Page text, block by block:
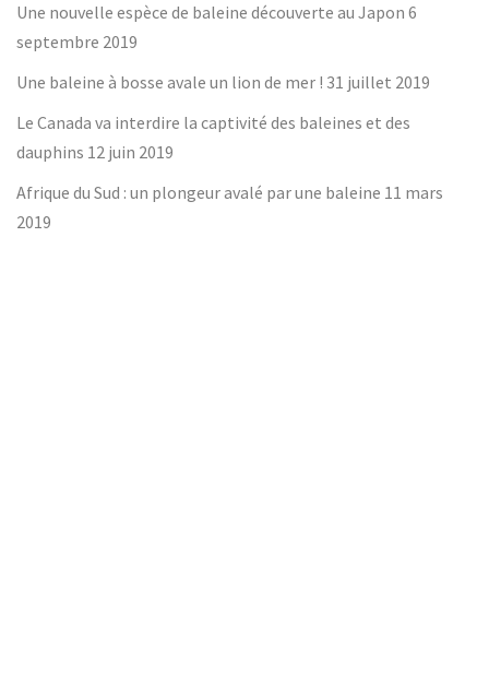
Une nouvelle espèce de baleine découverte au Japon 6
septembre 2019
Une baleine à bosse avale un lion de mer ! 31 juillet 2019
Le Canada va interdire la captivité des baleines et des
dauphins 12 juin 2019
Afrique du Sud : un plongeur avalé par une baleine 11 mars
2019